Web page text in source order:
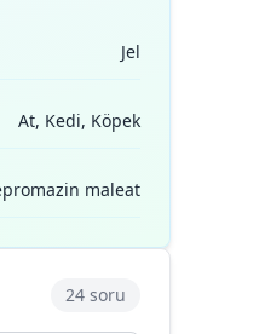
Jel
At, Kedi, Köpek
maleat
24 soru